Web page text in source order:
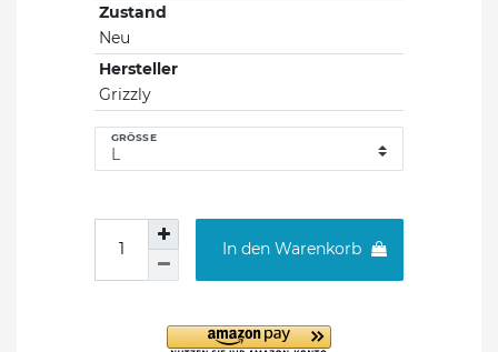
Zustand
Neu
Hersteller
Grizzly
GRÖSSE
In den Warenkorb